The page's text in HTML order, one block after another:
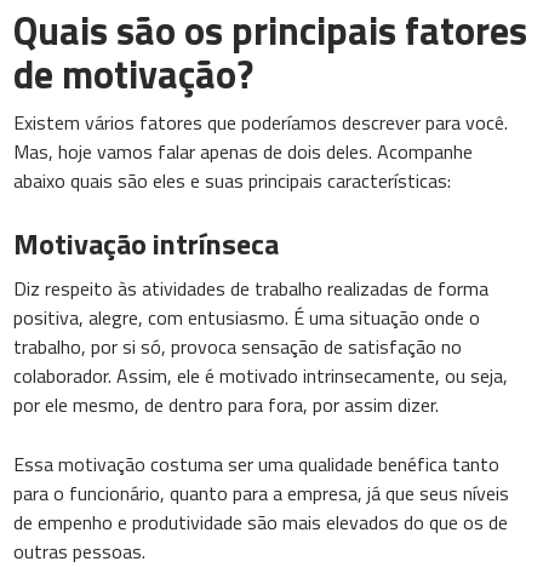
Quais são os principais fatores
de motivação?
Existem vários fatores que poderíamos descrever para você.
Mas, hoje vamos falar apenas de dois deles. Acompanhe
abaixo quais são eles e suas principais características:
Motivação intrínseca
Diz respeito às atividades de trabalho realizadas de forma
positiva, alegre, com entusiasmo. É uma situação onde o
trabalho, por si só, provoca sensação de satisfação no
colaborador. Assim, ele é motivado intrinsecamente, ou seja,
por ele mesmo, de dentro para fora, por assim dizer.
Essa motivação costuma ser uma qualidade benéfica tanto
para o funcionário, quanto para a empresa, já que seus níveis
de empenho e produtividade são mais elevados do que os de
outras pessoas.